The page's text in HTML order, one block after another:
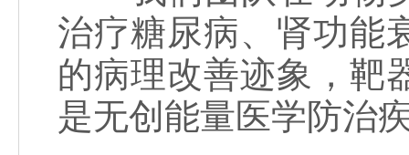
治疗糖尿病、肾功能
的病理改善迹象，靶
是无创能量医学防治